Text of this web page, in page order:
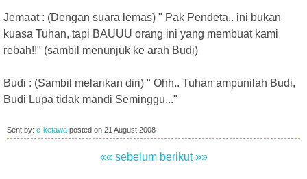
Jemaat : (Dengan suara lemas) " Pak Pendeta.. ini bukan
kuasa Tuhan, tapi BAUUU orang ini yang membuat kami
rebah!!" (sambil menunjuk ke arah Budi)
Budi : (Sambil melarikan diri) " Ohh.. Tuhan ampunilah Budi,
Budi Lupa tidak mandi Seminggu..."
Sent by: e-ketawa posted on 21 August 2008
«« sebelum berikut »»